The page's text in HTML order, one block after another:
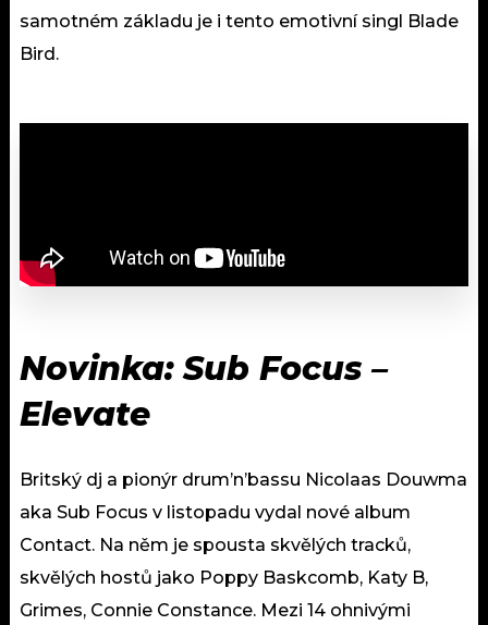
samotném základu je i tento emotivní singl Blade
Bird.
Novinka: Sub Focus –
Elevate
Britský dj a pionýr drum’n’bassu Nicolaas Douwma
aka Sub Focus v listopadu vydal nové album
Contact. Na něm je spousta skvělých tracků,
skvělých hostů jako Poppy Baskcomb, Katy B,
Grimes, Connie Constance. Mezi 14 ohnivými